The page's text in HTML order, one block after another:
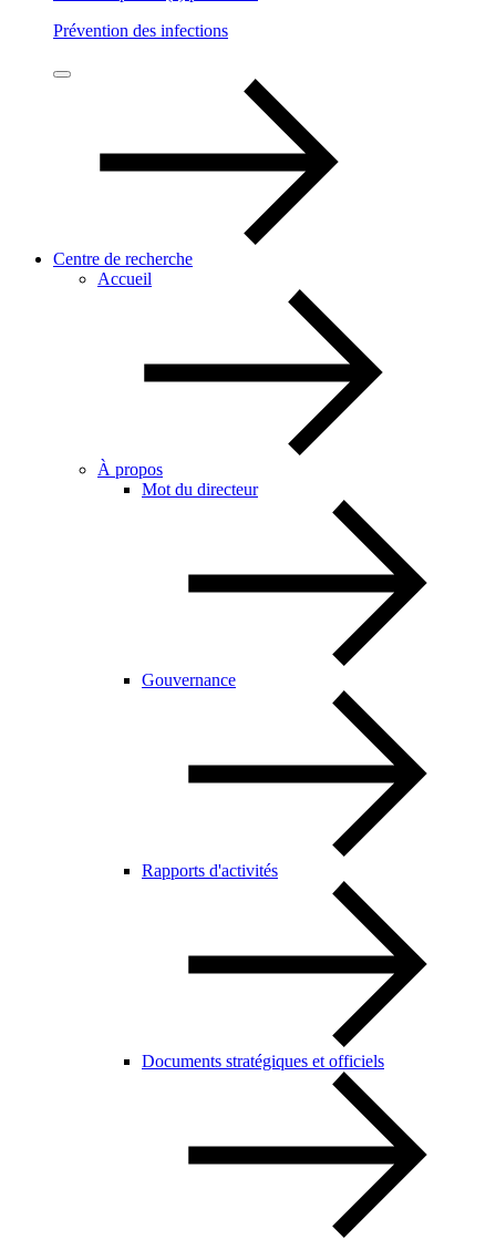
Prévention des infections
Centre de recherche
Accueil
À propos
Mot du directeur
Gouvernance
Rapports d'activités
Documents stratégiques et officiels